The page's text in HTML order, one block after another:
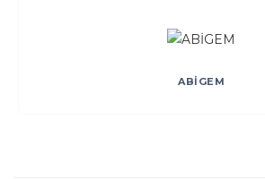
ABİGEM